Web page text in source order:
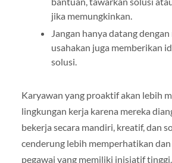
jika memungkinkan.
Jangan hanya datang dengan
usahakan juga memberikan
solusi.
Karyawan yang proaktif akan lebih
lingkungan kerja karena mereka
bekerja secara mandiri, kreatif, dan
cenderung lebih memperhatikan
pegawai yang memiliki inisiatif tinggi.